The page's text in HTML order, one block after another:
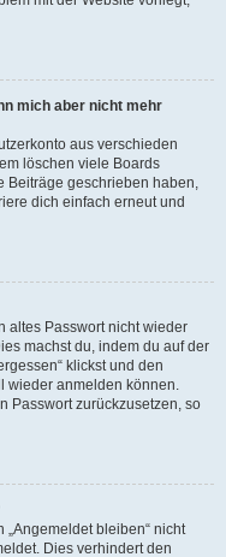
mich aber nicht mehr
aus verschieden
löschen viele Boards
Beiträge geschrieben haben,
dich einfach erneut und
altes Passwort nicht wieder
machst du, indem du auf der
klickst und den
wieder anmelden können.
Passwort zurückzusetzen, so
bleiben“ nicht
Dies verhindert den